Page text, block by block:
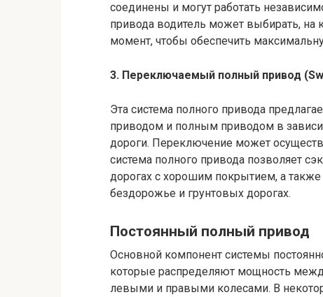
соединены и могут работать
привода водитель может выбирать, на
момент, чтобы обеспечить
3. Переключаемый полный привод
Эта система полного привода
приводом и полным приводом в
дороги. Переключение может
система полного привода позволяет
дорогах с хорошим покрытием, а
бездорожье и грунтовых дорогах.
Постоянный полный привод
Основной компонент системы
которые распределяют мощность
левыми и правыми колесами. В